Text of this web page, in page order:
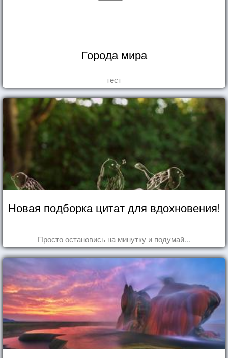
Города мира
тест
Новая подборка цитат для вдохновения!
Просто остановись на минутку и подумай...